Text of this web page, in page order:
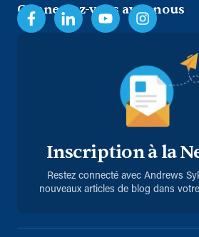
Connectez-vous avec nous
Inscription à la
Restez connecté avec Andrews
nouveaux articles de blog dans